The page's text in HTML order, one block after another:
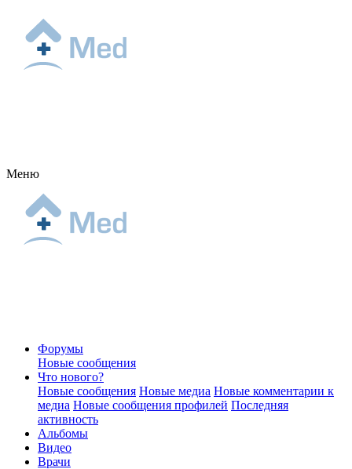
Меню
Форумы
Новые сообщения
Что нового?
Новые сообщения Новые медиа Новые комментарии к
медиа Новые сообщения профилей Последняя
активность
Альбомы
Видео
Врачи